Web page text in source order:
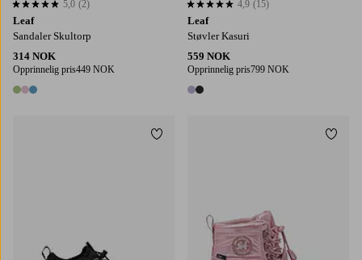
Leaf
Sandaler Skultorp
314 NOK
Opprinnelig pris449 NOK
3 farger
5,0 basert på 2 karaktergivninger
5,0 (2)
Leaf
Støvler Kasuri
559 NOK
Opprinnelig pris799 NOK
2 farger
4,9 basert på 15 karaktergivninger
4,9 (15)
Legg til favoritter